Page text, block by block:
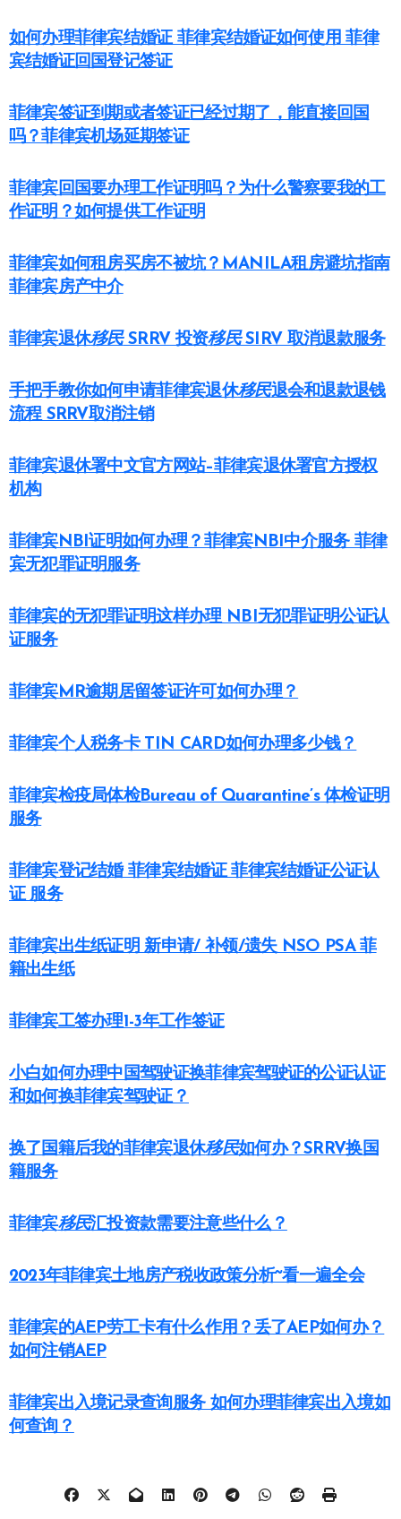
如何办理菲律宾结婚证 菲律宾结婚证如何使用 菲律
宾结婚证回国登记签证
菲律宾签证到期或者签证已经过期了，能直接回国
吗？菲律宾机场延期签证
菲律宾回国要办理工作证明吗？为什么警察要我的工
作证明？如何提供工作证明
菲律宾如何租房买房不被坑？MANILA租房避坑指南
菲律宾房产中介
菲律宾退休移民SRRV 投资移民SIRV 取消退款服务
手把手教你如何申请菲律宾退休移民退会和退款退钱
流程 SRRV取消注销
菲律宾退休署中文官方网站–菲律宾退休署官方授权
机构
菲律宾NBI证明如何办理？菲律宾NBI中介服务 菲律
宾无犯罪证明服务
菲律宾的无犯罪证明这样办理 NBI无犯罪证明公证认
证服务
菲律宾MR逾期居留签证许可如何办理？
菲律宾个人税务卡 TIN CARD如何办理多少钱？
菲律宾检疫局体检Bureau of Quarantine’s 体检证明
服务
菲律宾登记结婚 菲律宾结婚证 菲律宾结婚证公证认
证 服务
菲律宾出生纸证明 新申请/ 补领/遗失 NSO PSA 菲
籍出生纸
菲律宾工签办理1-3年工作签证
小白如何办理中国驾驶证换菲律宾驾驶证的公证认证
和如何换菲律宾驾驶证？
换了国籍后我的菲律宾退休移民如何办？SRRV换国
籍服务
菲律宾移民汇投资款需要注意些什么？
2023年菲律宾土地房产税收政策分析~看一遍全会
菲律宾的AEP劳工卡有什么作用？丢了AEP如何办？
如何注销AEP
菲律宾出入境记录查询服务 如何办理菲律宾出入境如
何查询？